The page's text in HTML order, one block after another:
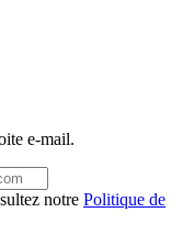
e-mail.
notre Politique de